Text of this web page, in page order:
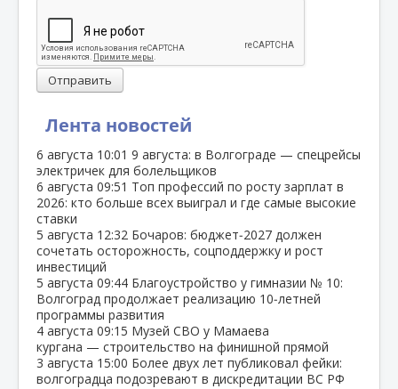
Лента новостей
6 августа 10:01 9 августа: в Волгограде — спецрейсы
электричек для болельщиков
6 августа 09:51 Топ профессий по росту зарплат в
2026: кто больше всех выиграл и где самые высокие
ставки
5 августа 12:32 Бочаров: бюджет‑2027 должен
сочетать осторожность, соцподдержку и рост
инвестиций
5 августа 09:44 Благоустройство у гимназии № 10:
Волгоград продолжает реализацию 10‑летней
программы развития
4 августа 09:15 Музей СВО у Мамаева
кургана — строительство на финишной прямой
3 августа 15:00 Более двух лет публиковал фейки:
волгоградца подозревают в дискредитации ВС РФ
Отправить